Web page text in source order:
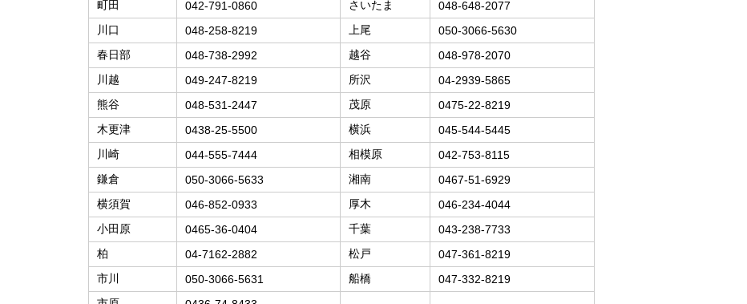
町田
042-791-0860 さいたま
048-648-2077
川口
048-258-8219 上尾
050-3066-5630
春日部
048-738-2992 越谷
048-978-2070
川越
049-247-8219 所沢
04-2939-5865
熊谷
048-531-2447 茂原
0475-22-8219
木更津
0438-25-5500 横浜
045-544-5445
川崎
044-555-7444 相模原
042-753-8115
鎌倉
050-3066-5633 湘南
0467-51-6929
横須賀
046-852-0933 厚木
046-234-4044
小田原
0465-36-0404 千葉
043-238-7733
柏
04-7162-2882 松戸
047-361-8219
市川
050-3066-5631 船橋
047-332-8219